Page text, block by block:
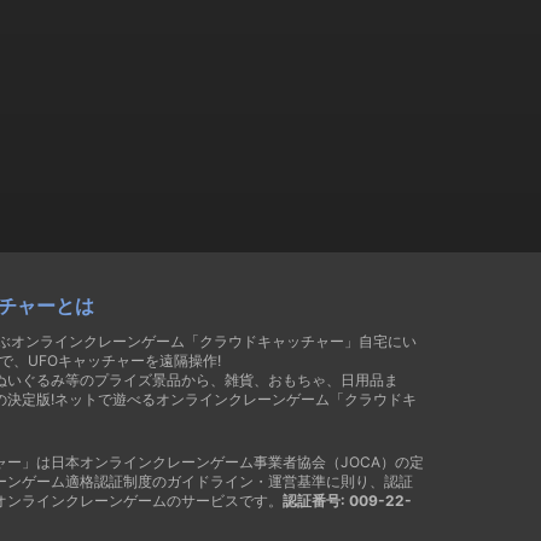
ャーとは
オンラインクレーンゲーム「クラウドキャッチャー」自宅にい
、UFOキャッチャーを遠隔操作!
いぐるみ等のプライズ景品から、雑貨、おもちゃ、日用品ま
決定版!ネットで遊べるオンラインクレーンゲーム「クラウドキ
ー」は日本オンラインクレーンゲーム事業者協会（JOCA）の定
ンゲーム適格認証制度のガイドライン・運営基準に則り、認証
ラインクレーンゲームのサービスです。 認証番号: 009-22-